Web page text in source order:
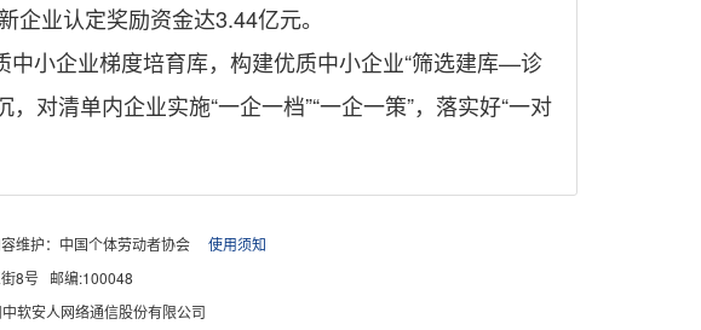
业认定奖励资金达3.44亿元。
中小企业梯度培育库，构建优质中小企业“筛选建库—诊
清单内企业实施“一企一档”“一企一策”，落实好“一对
维护：中国个体劳动者协会 使用须知
8号 邮编:100048
软安人网络通信股份有限公司